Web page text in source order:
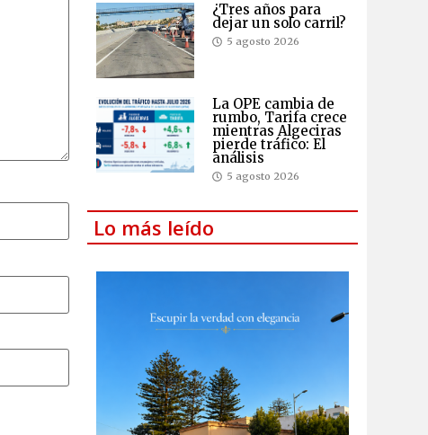
¿Tres años para
dejar un solo carril?
5 agosto 2026
La OPE cambia de
rumbo, Tarifa crece
mientras Algeciras
pierde tráfico: El
análisis
5 agosto 2026
Lo más leído